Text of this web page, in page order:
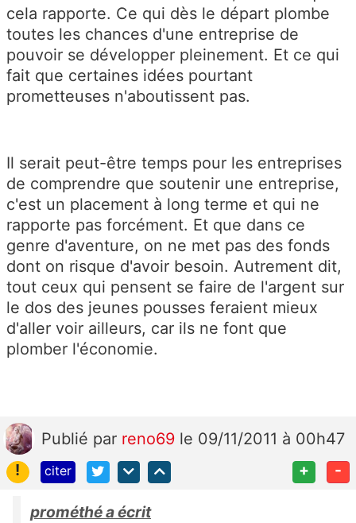
cela rapporte. Ce qui dès le départ plombe
toutes les chances d'une entreprise de
pouvoir se développer pleinement. Et ce qui
fait que certaines idées pourtant
prometteuses n'aboutissent pas.
Il serait peut-être temps pour les entreprises
de comprendre que soutenir une entreprise,
c'est un placement à long terme et qui ne
rapporte pas forcément. Et que dans ce
genre d'aventure, on ne met pas des fonds
dont on risque d'avoir besoin. Autrement dit,
tout ceux qui pensent se faire de l'argent sur
le dos des jeunes pousses feraient mieux
d'aller voir ailleurs, car ils ne font que
plomber l'économie.
Publié par reno69 le 09/11/2011 à 00h47
!
citer + -
prométhé a écrit